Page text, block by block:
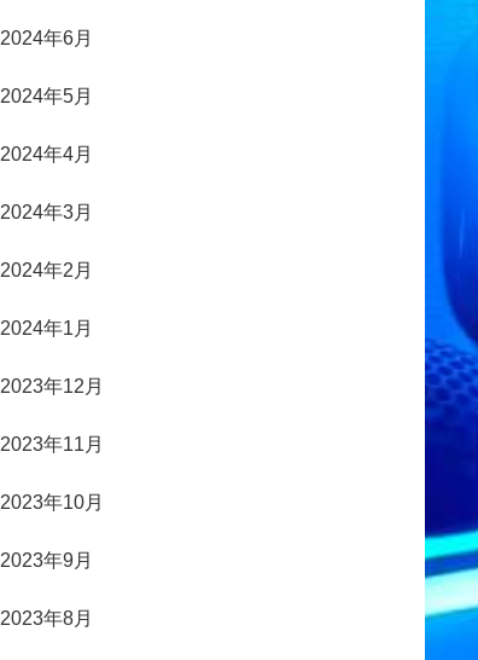
2024年6月
2024年5月
2024年4月
2024年3月
2024年2月
2024年1月
2023年12月
2023年11月
2023年10月
2023年9月
2023年8月